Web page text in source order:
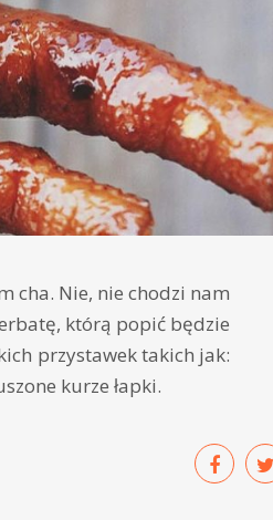
cha. Nie, nie chodzi nam
którą popić będzie
przystawek takich jak:
kurze łapki.